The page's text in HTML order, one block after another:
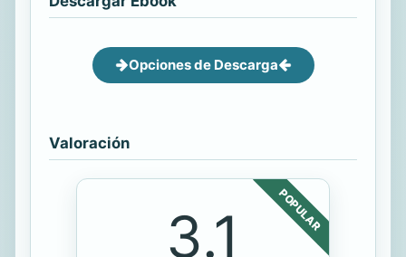
Opciones de Descarga
Valoración
POPULAR
3.1